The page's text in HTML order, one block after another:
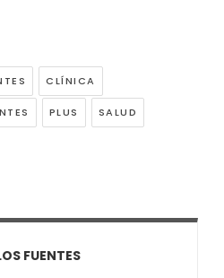
CLÍNICA
PLUS SALUD
FUENTES